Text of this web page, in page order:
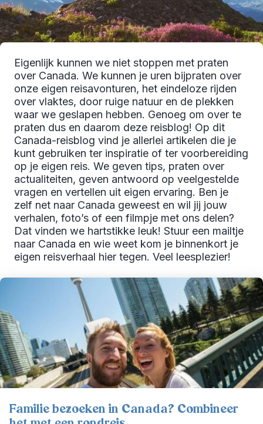
Eigenlijk kunnen we niet stoppen met praten
over Canada. We kunnen je uren bijpraten over
onze eigen reisavonturen, het eindeloze rijden
over vlaktes, door ruige natuur en de plekken
waar we geslapen hebben. Genoeg om over te
praten dus en daarom deze reisblog! Op dit
Canada-reisblog vind je allerlei artikelen die je
kunt gebruiken ter inspiratie of ter voorbereiding
op je eigen reis. We geven tips, praten over
actualiteiten, geven antwoord op veelgestelde
vragen en vertellen uit eigen ervaring. Ben je
zelf net naar Canada geweest en wil jij jouw
verhalen, foto’s of een filmpje met ons delen?
Dat vinden we hartstikke leuk! Stuur een mailtje
naar Canada en wie weet kom je binnenkort je
eigen reisverhaal hier tegen. Veel leesplezier!
Familie bezoeken in Canada? Combineer